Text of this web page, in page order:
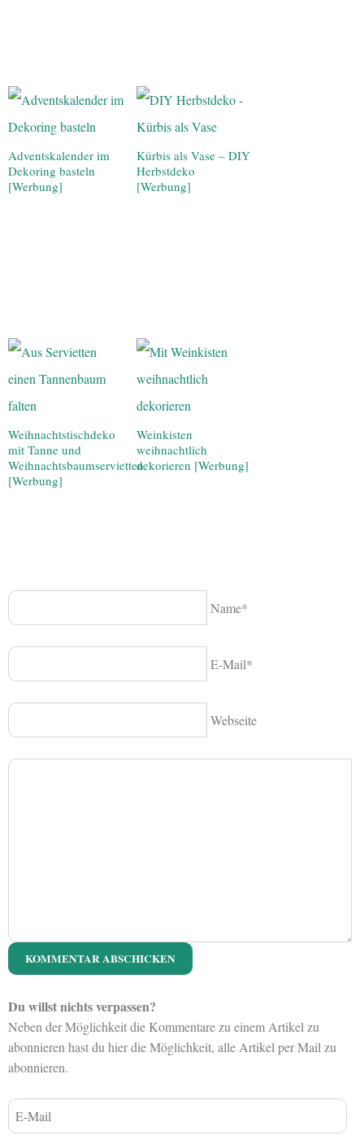
Adventskalender im
Dekoring basteln
[Werbung]
Kürbis als Vase – DIY
Herbstdeko
[Werbung]
Weihnachtstischdeko
mit Tanne und
Weihnachtsbaumservietten
[Werbung]
Weinkisten
weihnachtlich
dekorieren [Werbung]
Name*
E-Mail*
Webseite
Du willst nichts verpassen?
Neben der Möglichkeit die Kommentare zu einem Artikel zu
abonnieren hast du hier die Möglichkeit, alle Artikel per Mail zu
abonnieren.